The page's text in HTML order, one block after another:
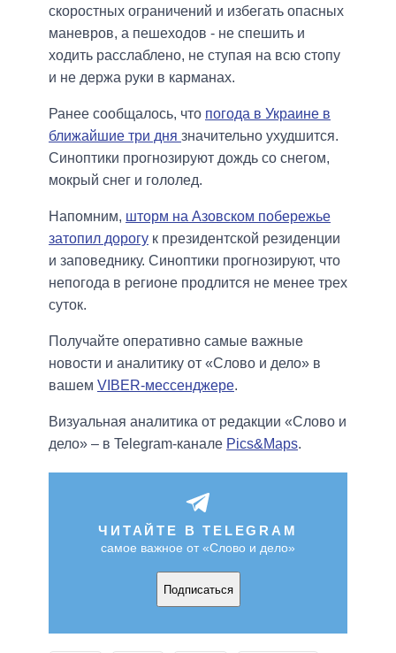
скоростных ограничений и избегать опасных
маневров, а пешеходов - не спешить и
ходить расслаблено, не ступая на всю стопу
и не держа руки в карманах.
Ранее сообщалось, что погода в Украине в
ближайшие три дня значительно ухудшится.
Синоптики прогнозируют дождь со снегом,
мокрый снег и гололед.
Напомним, шторм на Азовском побережье
затопил дорогу к президентской резиденции
и заповеднику. Синоптики прогнозируют, что
непогода в регионе продлится не менее трех
суток.
Получайте оперативно самые важные
новости и аналитику от «Слово и дело» в
вашем VIBER-мессенджере.
Визуальная аналитика от редакции «Слово и
дело» – в Telegram-канале Pics&Maps.
ЧИТАЙТЕ В TELEGRAM
самое важное от «Слово и дело»
Подписаться